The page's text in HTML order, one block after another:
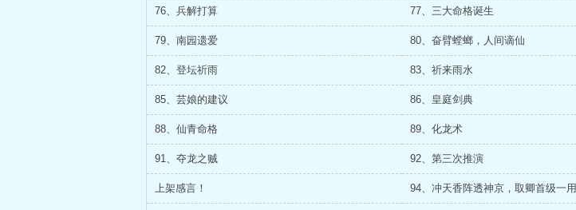
76、兵解打算 77、三大命格诞生
79、南园遗爱 80、奋臂螳螂，人间谪仙
82、登坛祈雨 83、祈来雨水
85、芸娘的建议 86、皇庭剑典
88、仙青命格 89、化龙术
91、夺龙之贼 92、第三次推演
上架感言！ 94、冲天香阵透神京，取卿首级一用